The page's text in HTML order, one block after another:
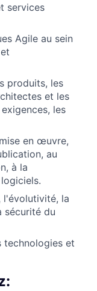
services
Agile au sein
produits, les
et les
les
en œuvre,
au
à la
l'évolutivité, la
sécurité du
technologies et